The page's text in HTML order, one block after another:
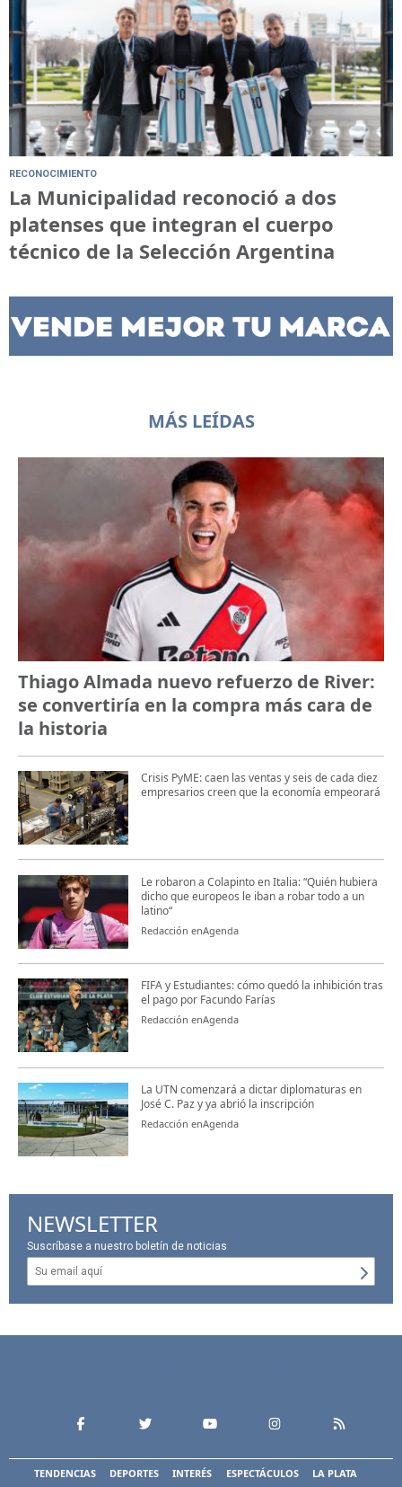
RECONOCIMIENTO
La Municipalidad reconoció a dos
platenses que integran el cuerpo
técnico de la Selección Argentina
MÁS LEÍDAS
Thiago Almada nuevo refuerzo de River:
se convertiría en la compra más cara de
la historia
Crisis PyME: caen las ventas y seis de cada diez
empresarios creen que la economía empeorará
Le robaron a Colapinto en Italia: “Quién hubiera
dicho que europeos le iban a robar todo a un
latino“
Redacción enAgenda
FIFA y Estudiantes: cómo quedó la inhibición tras
el pago por Facundo Farías
Redacción enAgenda
La UTN comenzará a dictar diplomaturas en
José C. Paz y ya abrió la inscripción
Redacción enAgenda
NEWSLETTER
Suscríbase a nuestro boletín de noticias
TENDENCIAS DEPORTES INTERÉS ESPECTÁCULOS LA PLATA